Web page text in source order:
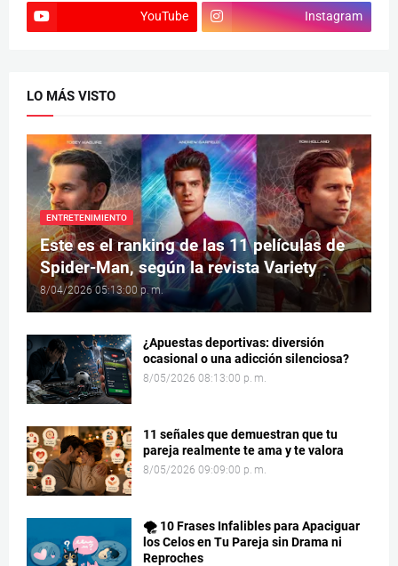
YouTube Instagram
LO MÁS VISTO
ENTRETENIMIENTO
Este es el ranking de las 11 películas de
Spider-Man, según la revista Variety
8/04/2026 05:13:00 p. m.
¿Apuestas deportivas: diversión
ocasional o una adicción silenciosa?
8/05/2026 08:13:00 p. m.
11 señales que demuestran que tu
pareja realmente te ama y te valora
8/05/2026 09:09:00 p. m.
🌪️ 10 Frases Infalibles para Apaciguar
los Celos en Tu Pareja sin Drama ni
Reproches